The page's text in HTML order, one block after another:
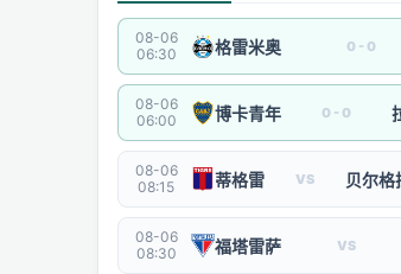
08-06
06:30
格雷米奥 0 - 0
08-06
06:00
博卡青年 0 - 0
08-06
08:15
蒂格雷 VS 贝尔格
08-06
08:30
福塔雷萨 VS